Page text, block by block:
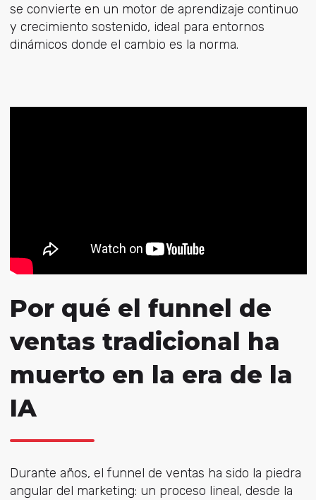
se convierte en un motor de aprendizaje continuo
y crecimiento sostenido, ideal para entornos
dinámicos donde el cambio es la norma.
Por qué el funnel de
ventas tradicional ha
muerto en la era de la
IA
Durante años, el funnel de ventas ha sido la piedra
angular del marketing: un proceso lineal, desde la